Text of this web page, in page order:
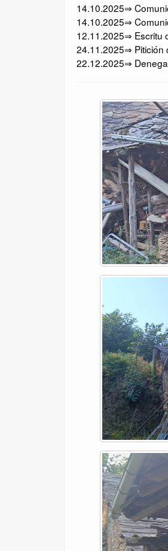
14.10.2025⇒
14.10.2025⇒
12.11.2025⇒ Escritu
24.11.2025⇒ Pitición
22.12.2025⇒